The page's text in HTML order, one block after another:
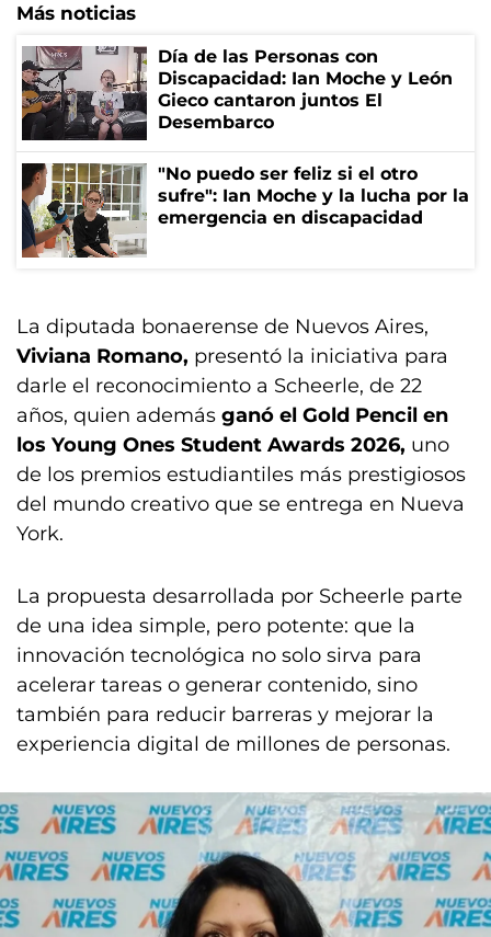
Más noticias
Día de las Personas con
Discapacidad: Ian Moche y León
Gieco cantaron juntos El
Desembarco
"No puedo ser feliz si el otro
sufre": Ian Moche y la lucha por la
emergencia en discapacidad
La diputada bonaerense de Nuevos Aires,
Viviana Romano, presentó la iniciativa para
darle el reconocimiento a Scheerle, de 22
años, quien además ganó el Gold Pencil en
los Young Ones Student Awards 2026, uno
de los premios estudiantiles más prestigiosos
del mundo creativo que se entrega en Nueva
York.
La propuesta desarrollada por Scheerle parte
de una idea simple, pero potente: que la
innovación tecnológica no solo sirva para
acelerar tareas o generar contenido, sino
también para reducir barreras y mejorar la
experiencia digital de millones de personas.